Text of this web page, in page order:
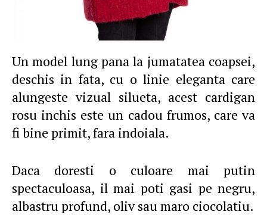
Un model lung pana la jumatatea coapsei,
deschis in fata, cu o linie eleganta care
alungeste vizual silueta, acest cardigan
rosu inchis este un cadou frumos, care va
fi bine primit, fara indoiala.
Daca doresti o culoare mai putin
spectaculoasa, il mai poti gasi pe negru,
albastru profund, oliv sau maro ciocolatiu.